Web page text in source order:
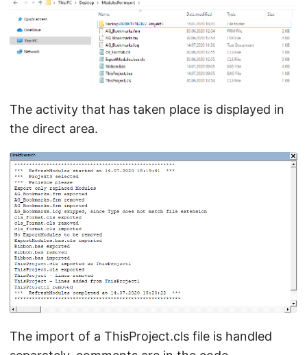
The activity that has taken place is displayed in
the direct area.
The import of a ThisProject.cls file is handled